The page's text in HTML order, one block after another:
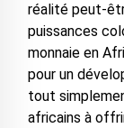
réalité peut-
puissances
monnaie en
pour un
tout
africains à